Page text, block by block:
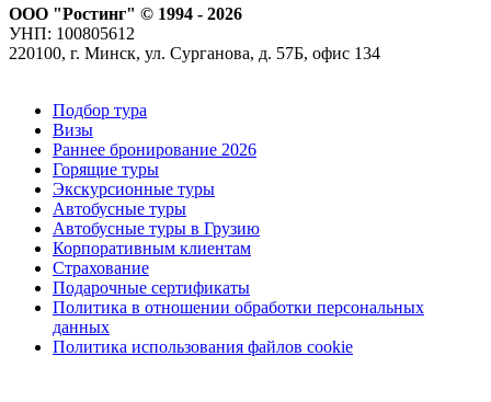
ООО "Ростинг" © 1994 - 2026
УНП: 100805612
220100, г. Минск, ул. Сурганова, д. 57Б, офис 134
Подбор тура
Визы
Раннее бронирование 2026
Горящие туры
Экскурсионные туры
Автобусные туры
Автобусные туры в Грузию
Корпоративным клиентам
Страхование
Подарочные сертификаты
Политика в отношении обработки персональных
данных
Политика использования файлов cookie